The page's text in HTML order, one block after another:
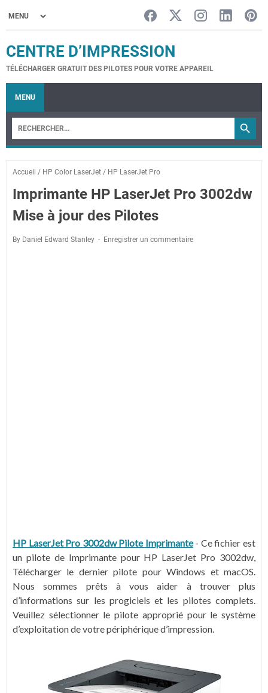
CENTRE D’IMPRESSION
TÉLÉCHARGER GRATUIT DES PILOTES POUR VOTRE APPAREIL
MENU
Accueil / HP Color LaserJet / HP LaserJet Pro
Imprimante HP LaserJet Pro 3002dw
Mise à jour des Pilotes
By Daniel Edward Stanley Enregistrer un commentaire
HP LaserJet Pro 3002dw Pilote Imprimante- Ce fichier est
un pilote de Imprimante pour HP LaserJet Pro 3002dw,
Télécharger le dernier pilote pour Windows et macOS.
Nous sommes prêts à vous aider à trouver plus
d’informations sur les progiciels et les pilotes complets.
Veuillez sélectionner le pilote approprié pour le système
d’exploitation de votre périphérique d’impression.